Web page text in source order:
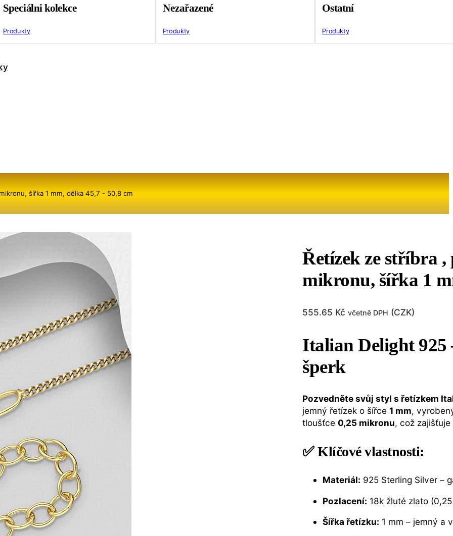
Speciálni kolekce
Produkty
Nezařazené
Produkty
Ostatní
Produkty
šířka 1 mm, délka 45,7 - 50,8 cm
Řetízek ze stříbra ,
mikronu, šířka 1
555.65 Kč včetně DPH (CZK)
Italian Delight 925
šperk
Pozvedněte svůj styl s řetízkem
jemný řetízek o šířce1 mm,
tloušťce0,25 mikronu, což
✅ Klíčové vlastnosti:
Materiál: 925 Sterling Silver –
Pozlacení: 18k žluté zlato
Šířka řetízku: 1 mm – jemný a